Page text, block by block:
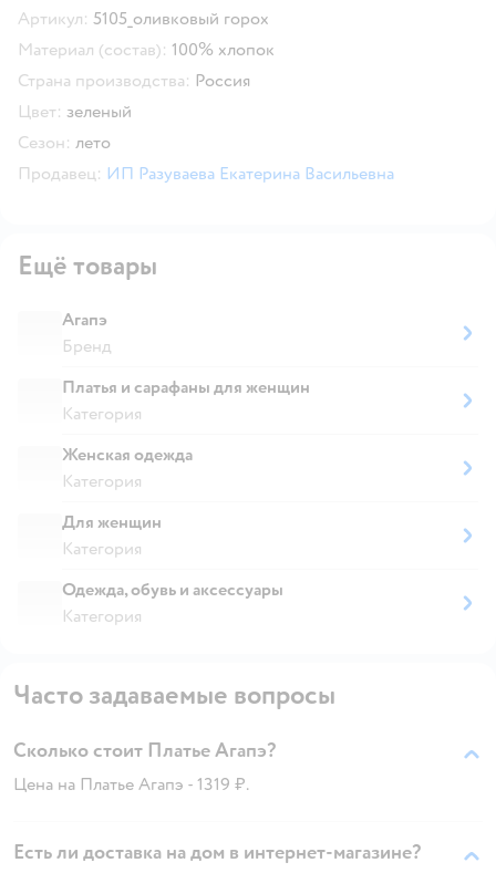
Артикул: 5105_оливковый горох
Материал (состав): 100% хлопок
Страна производства: Россия
Цвет: зеленый
Сезон: лето
Продавец: ИП Разуваева Екатерина Васильевна
Ещё товары
Агапэ
Бренд
Платья и сарафаны для женщин
Категория
Женская одежда
Категория
Для женщин
Категория
Одежда, обувь и аксессуары
Категория
Часто задаваемые вопросы
Сколько стоит Платье Агапэ?
Цена на Платье Агапэ - 1319 ₽.
Есть ли доставка на дом в интернет-магазине?